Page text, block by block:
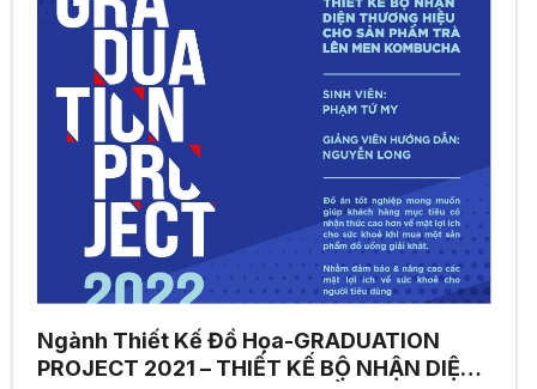
Ngành Thiết Kế Đồ Họa-GRADUATION
PROJECT 2021 – THIẾT KẾ BỘ NHẬN DIỆN